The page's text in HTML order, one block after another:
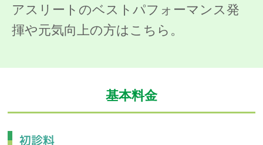
アスリートのベストパフォーマンス発
揮や元気向上の方はこちら。
基本料金
初診料